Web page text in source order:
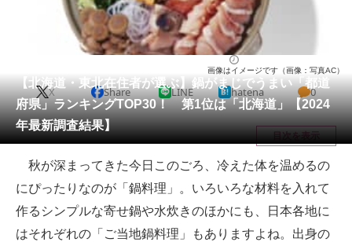
教育・育児
リサーチ
会員記事
メディア
注目記事を集めた総合ページ
ITの今と未来を見通す
スマホと通信の最新トレンド
【北海道・東北在住者が選ぶ】鍋がまじでうまい「都道
府県」ランキングTOP30！ 第1位は「北海道」【2024
年最新調査結果】
画像はイメージです（画像：写真AC）
X Share LINE hatena 0
目次を表示
秋が深まってきた今日このごろ、冷えた体を温めるの
にぴったりなのが「鍋料理」。いろいろな材料を入れて
作るシンプルな寄せ鍋や水炊きのほかにも、日本各地に
はそれぞれの「ご当地鍋料理」もありますよね。出身の